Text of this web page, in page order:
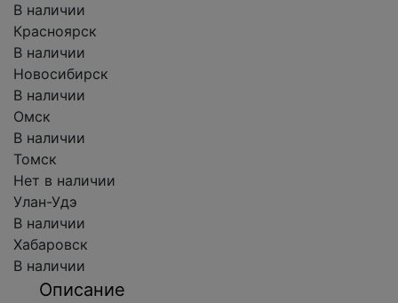
В наличии
Красноярск
В наличии
Новосибирск
В наличии
Омск
В наличии
Томск
Нет в наличии
Улан-Удэ
В наличии
Хабаровск
В наличии
Описание